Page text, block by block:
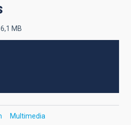
MB
Multimedia